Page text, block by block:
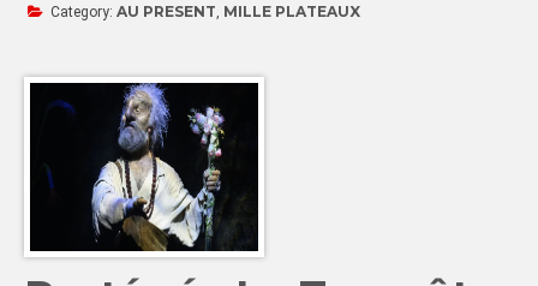
Category: AU PRESENT MILLE PLATEAUX